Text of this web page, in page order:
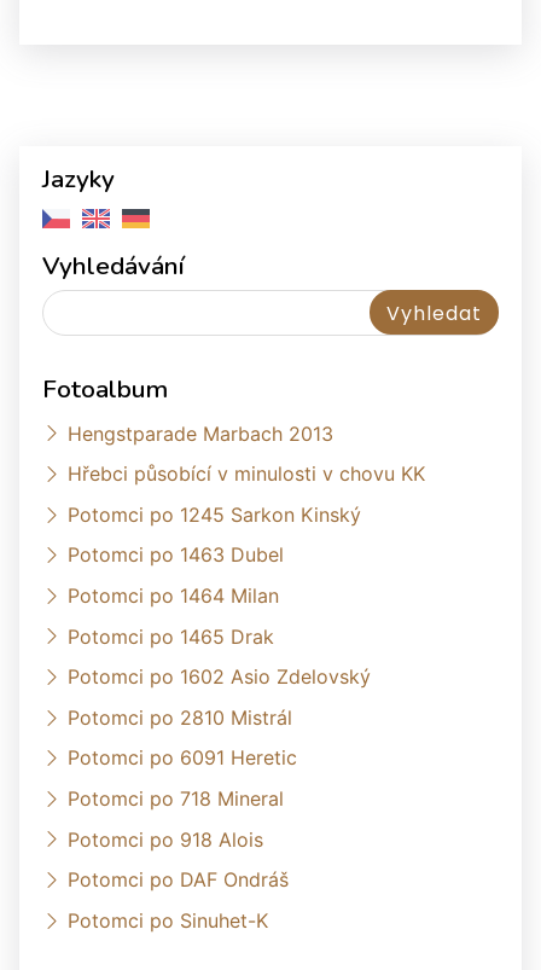
Jazyky
Vyhledávání
Fotoalbum
Hengstparade Marbach 2013
Hřebci působící v minulosti v chovu KK
Potomci po 1245 Sarkon Kinský
Potomci po 1463 Dubel
Potomci po 1464 Milan
Potomci po 1465 Drak
Potomci po 1602 Asio Zdelovský
Potomci po 2810 Mistrál
Potomci po 6091 Heretic
Potomci po 718 Mineral
Potomci po 918 Alois
Potomci po DAF Ondráš
Potomci po Sinuhet-K